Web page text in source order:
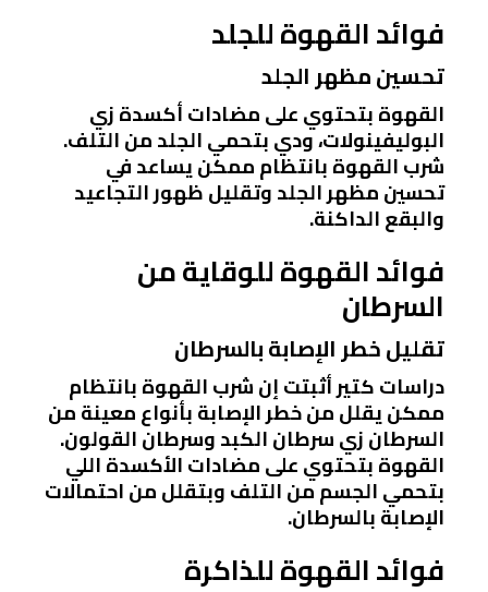
فوائد القهوة للجلد
تحسين مظهر الجلد
القهوة بتحتوي على مضادات أكسدة زي
البوليفينولات، ودي بتحمي الجلد من التلف.
شرب القهوة بانتظام ممكن يساعد في
تحسين مظهر الجلد وتقليل ظهور التجاعيد
والبقع الداكنة.
فوائد القهوة للوقاية من
السرطان
تقليل خطر الإصابة بالسرطان
دراسات كتير أثبتت إن شرب القهوة بانتظام
ممكن يقلل من خطر الإصابة بأنواع معينة من
السرطان زي سرطان الكبد وسرطان القولون.
القهوة بتحتوي على مضادات الأكسدة اللي
بتحمي الجسم من التلف وبتقلل من احتمالات
الإصابة بالسرطان.
فوائد القهوة للذاكرة